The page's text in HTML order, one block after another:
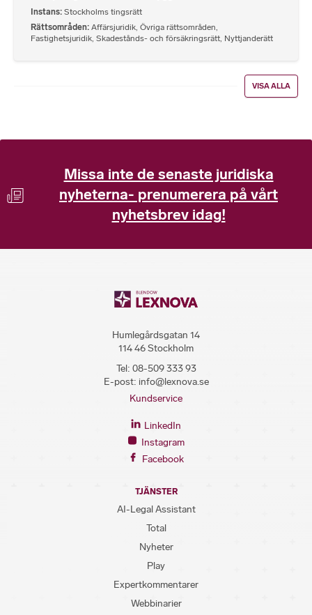
Instans Stockholms tingsrätt
Rättsområden Affärsjuridik, Övriga rättsområden,
Fastighetsjuridik, Skadestånds- och försäkringsrätt, Nyttjanderätt
VISA ALLA
Missa inte de senaste juridiska
nyheterna- prenumerera på vårt
nyhetsbrev idag!
Humlegårdsgatan 14
114 46 Stockholm
Tel: 08-509 333 93
E-post: info@lexnova.se
Kundservice
LinkedIn
Instagram
Facebook
TJÄNSTER
AI-Legal Assistant
Total
Nyheter
Play
Expertkommentarer
Webbinarier